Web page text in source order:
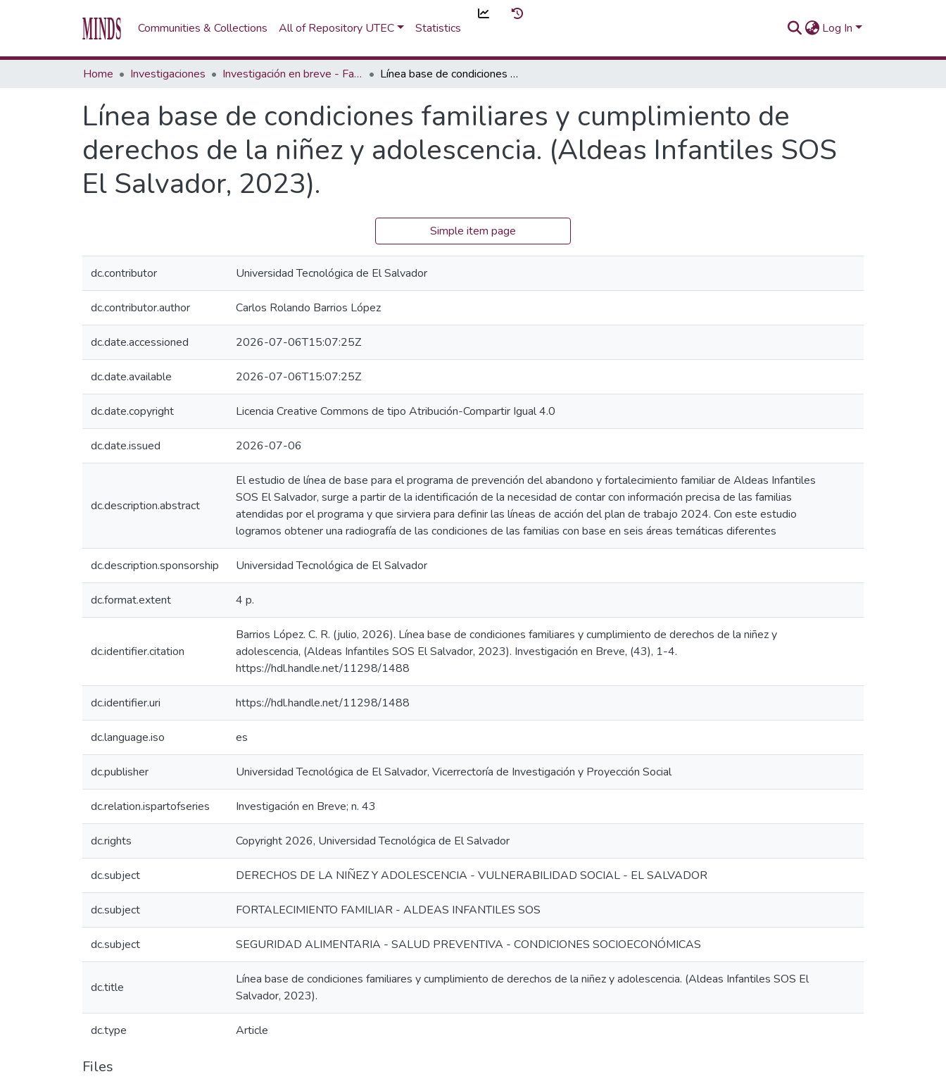
Communities & Collections All of Repository UTEC Statistics Log In
Home Investigaciones Investigación en breve - Fascículo Línea base de condiciones familiares y cumplimiento de derechos de la niñez y adolescencia. (Aldeas Infantiles SOS El Salvador, 2023).
Línea base de condiciones familiares y cumplimiento de
derechos de la niñez y adolescencia. (Aldeas Infantiles SOS
El Salvador, 2023).
Simple item page
dc.contributor Universidad Tecnológica de El Salvador
dc.contributor.author Carlos Rolando Barrios López
dc.date.accessioned 2026-07-06T15:07:25Z
dc.date.available 2026-07-06T15:07:25Z
dc.date.copyright Licencia Creative Commons de tipo Atribución-Compartir Igual 4.0
dc.date.issued 2026-07-06
dc.description.abstract
El estudio de línea de base para el programa de prevención del abandono y fortalecimiento familiar de Aldeas Infantiles
SOS El Salvador, surge a partir de la identificación de la necesidad de contar con información precisa de las familias
atendidas por el programa y que sirviera para definir las líneas de acción del plan de trabajo 2024. Con este estudio
logramos obtener una radiografía de las condiciones de las familias con base en seis áreas temáticas diferentes
dc.description.sponsorship Universidad Tecnológica de El Salvador
dc.format.extent 4 p.
dc.identifier.citation
Barrios López. C. R. (julio, 2026). Línea base de condiciones familiares y cumplimiento de derechos de la niñez y
adolescencia, (Aldeas Infantiles SOS El Salvador, 2023). Investigación en Breve, (43), 1-4.
https://hdl.handle.net/11298/1488
dc.identifier.uri https://hdl.handle.net/11298/1488
dc.language.iso es
dc.publisher Universidad Tecnológica de El Salvador, Vicerrectoría de Investigación y Proyección Social
dc.relation.ispartofseries Investigación en Breve; n. 43
dc.rights Copyright 2026, Universidad Tecnológica de El Salvador
dc.subject DERECHOS DE LA NIÑEZ Y ADOLESCENCIA - VULNERABILIDAD SOCIAL - EL SALVADOR
dc.subject FORTALECIMIENTO FAMILIAR - ALDEAS INFANTILES SOS
dc.subject SEGURIDAD ALIMENTARIA - SALUD PREVENTIVA - CONDICIONES SOCIOECONÓMICAS
dc.title
Línea base de condiciones familiares y cumplimiento de derechos de la niñez y adolescencia. (Aldeas Infantiles SOS El
Salvador, 2023).
dc.type Article
Files